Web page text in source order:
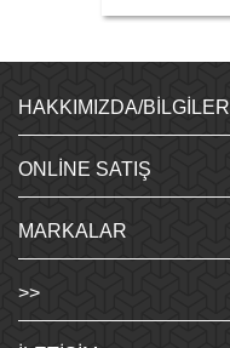
HAKKIMIZDA/BILGILER
ONLINE SATIŞ
MARKALAR
>>